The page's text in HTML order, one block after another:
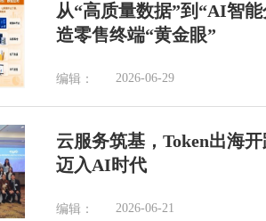
从“高质量数据”到“AI智
造零售终端“黄金眼”
编辑： 2026-06-29
云服务筑基，Token出海
迈入AI时代
编辑： 2026-06-21